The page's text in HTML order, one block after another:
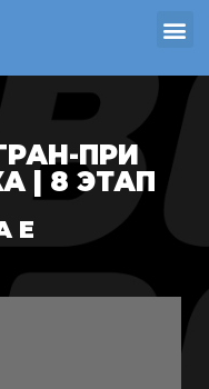
ПРИ
| 8 ЭТАП
E